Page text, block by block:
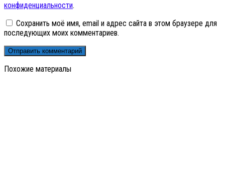
конфиденциальности.
Сохранить моё имя, email и адрес сайта в этом браузере для
последующих моих комментариев.
Похожие материалы